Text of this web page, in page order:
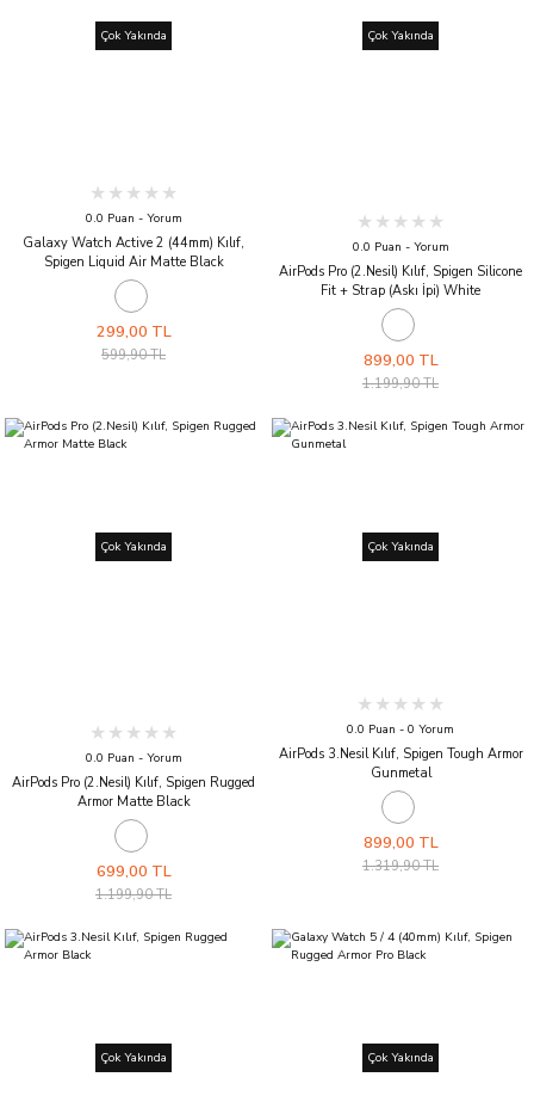
Çok Yakında
0.0 Puan - Yorum
Galaxy Watch Active 2 (44mm) Kılıf,
Spigen Liquid Air Matte Black
299,00 TL
599,90 TL
Çok Yakında
0.0 Puan - Yorum
AirPods Pro (2.Nesil) Kılıf, Spigen Silicone
Fit + Strap (Askı İpi) White
899,00 TL
1.199,90 TL
Çok Yakında
0.0 Puan - Yorum
AirPods Pro (2.Nesil) Kılıf, Spigen Rugged
Armor Matte Black
699,00 TL
1.199,90 TL
Çok Yakında
0.0 Puan - 0 Yorum
AirPods 3.Nesil Kılıf, Spigen Tough Armor
Gunmetal
899,00 TL
1.319,90 TL
Çok Yakında Çok Yakında